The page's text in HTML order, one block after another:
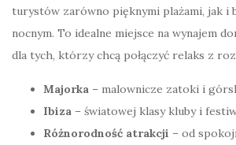
turystów zarówno pięknymi plażami, jak i
nocnym. To idealne miejsce na wynajem
dla tych, którzy chcą połączyć relaks z
Majorka – malownicze zatoki i
Ibiza – światowej klasy kluby i
Różnorodność atrakcji – od